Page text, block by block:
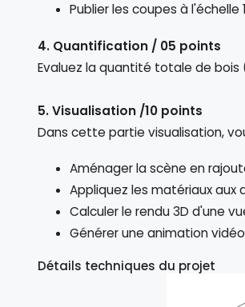
Publier les coupes à
4. Quantification / 05 points
Evaluez la quantité totale de bois
5. Visualisation /10 points
Dans cette partie visualisation,
Aménager la scène en
Appliquez les matériaux
Calculer le rendu 3D d'une
Générer une animation
Détails techniques du projet